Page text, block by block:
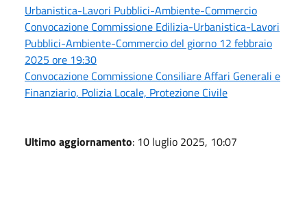
Urbanistica-Lavori Pubblici-Ambiente-Commercio
Convocazione Commissione Edilizia-Urbanistica-Lavori
Pubblici-Ambiente-Commercio del giorno 12 febbraio
2025 ore 19:30
Convocazione Commissione Consiliare Affari Generali e
Finanziario, Polizia Locale, Protezione Civile
Ultimo aggiornamento: 10 luglio 2025, 10:07